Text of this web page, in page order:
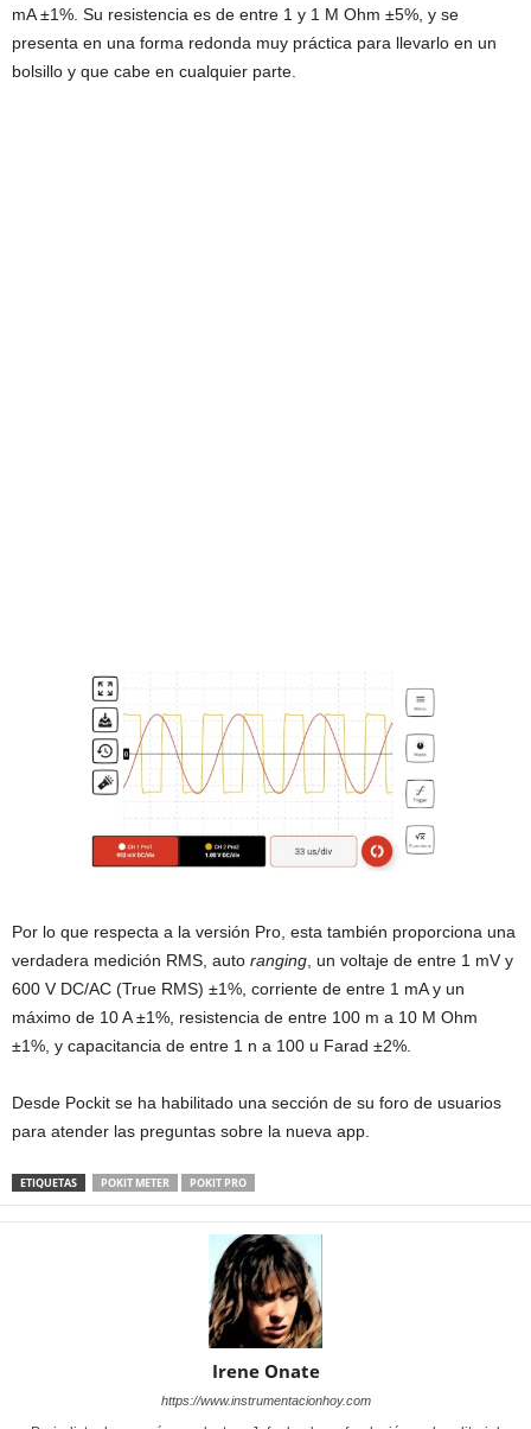
mA ±1%. Su resistencia es de entre 1 y 1 M Ohm ±5%, y se
presenta en una forma redonda muy práctica para llevarlo en un
bolsillo y que cabe en cualquier parte.
Por lo que respecta a la versión Pro, esta también proporciona una
verdadera medición RMS, auto ranging , un voltaje de entre 1 mV y
600 V DC/AC (True RMS) ±1%, corriente de entre 1 mA y un
máximo de 10 A ±1%, resistencia de entre 100 m a 10 M Ohm
±1%, y capacitancia de entre 1 n a 100 u Farad ±2%.
Desde Pockit se ha habilitado una sección de su foro de usuarios
para atender las preguntas sobre la nueva app.
ETIQUETAS POKIT METER POKIT PRO
Irene Onate
https://www.instrumentacionhoy.com